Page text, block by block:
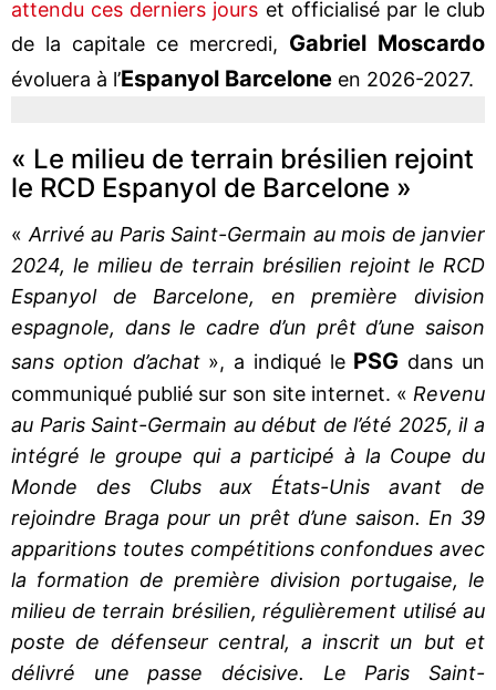
attendu ces derniers jours et officialisé par le club
de la capitale ce mercredi, Gabriel Moscardo
évoluera à l’Espanyol Barcelone en 2026-2027.
« Le milieu de terrain brésilien rejoint
le RCD Espanyol de Barcelone »
« Arrivé au Paris Saint-Germain au mois de janvier
2024, le milieu de terrain brésilien rejoint le RCD
Espanyol de Barcelone, en première division
espagnole, dans le cadre d’un prêt d’une saison
sans option d’achat», a indiqué le PSG dans un
communiqué publié sur son site internet. « Revenu
au Paris Saint-Germain au début de l’été 2025, il a
intégré le groupe qui a participé à la Coupe du
Monde des Clubs aux États-Unis avant de
rejoindre Braga pour un prêt d’une saison. En 39
apparitions toutes compétitions confondues avec
la formation de première division portugaise, le
milieu de terrain brésilien, régulièrement utilisé au
poste de défenseur central, a inscrit un but et
délivré une passe décisive. Le Paris Saint-